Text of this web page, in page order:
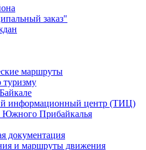
заказ"
маршруты
информационный центр (ТИЦ)
Прибайкалья
документация
и маршруты движения